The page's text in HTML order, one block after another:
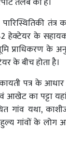
तंत्र
हेक्टेयर के
प्राधिकरण
के बीच होता है।
पत्र के
आखेट का पट्टा
यथा,
गांवों के